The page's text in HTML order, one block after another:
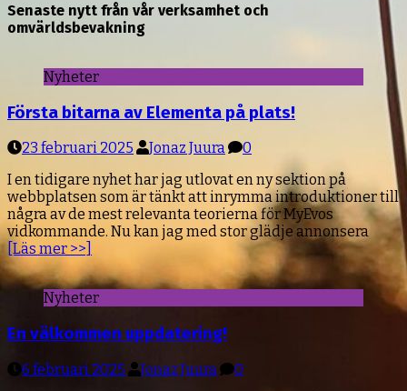
Senaste nytt från vår verksamhet och
omvärldsbevakning
Nyheter
Första bitarna av Elementa på plats!
23 februari 2025 Jonaz Juura
0
I en tidigare nyhet har jag utlovat en ny sektion på
webbplatsen som är tänkt att inrymma introduktioner till
några av de mest relevanta teorierna för MyEvos
vidkommande. Nu kan jag med stor glädje annonsera
[Läs mer >>]
Nyheter
En välkommen uppdatering!
6 februari 2025 Jonaz Juura
0